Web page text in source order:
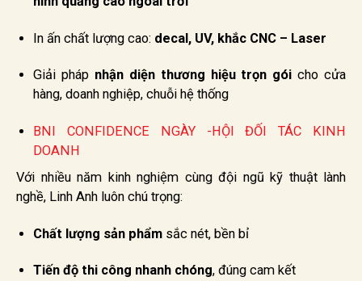
In ấn chất lượng cao: decal, UV, khắc CNC – Laser
Giải pháp nhận diện thương hiệu trọn gói cho cửa
hàng, doanh nghiệp, chuỗi hệ thống
BNI CONFIDENCE NGÀY -HỘI ĐỐI TÁC KINH
DOANH
Với nhiều năm kinh nghiệm cùng đội ngũ kỹ thuật lành
nghề, Linh Anh luôn chú trọng:
Chất lượng sản phẩm sắc nét, bền bỉ
Tiến độ thi công nhanh chóng, đúng cam kết